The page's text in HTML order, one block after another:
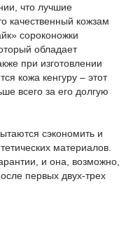
что лучшие
качественный кожзам
сороконожки
обладает
при изготовлении
кожа кенгуру – этот
всего за его долгую
сэкономить и
материалов.
и она, возможно,
первых двух-трех